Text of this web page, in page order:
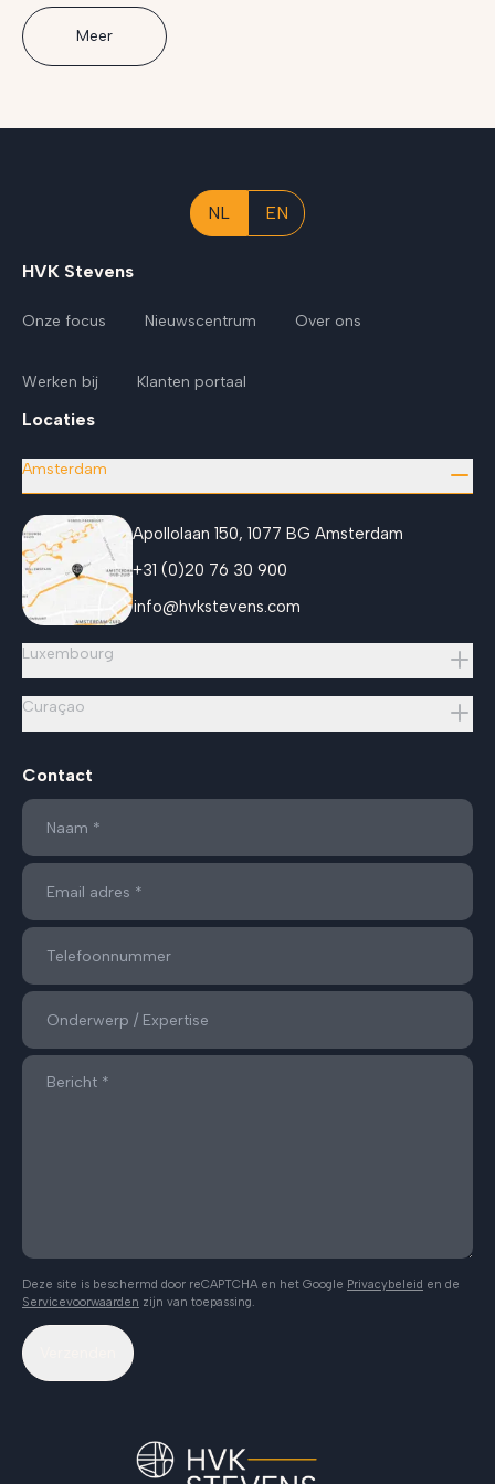
Meer
NL EN
HVK Stevens
Onze focus Nieuwscentrum Over ons
Werken bij Klanten portaal
Locaties
Amsterdam
Apollolaan 150, 1077 BG Amsterdam
+31 (0)20 76 30 900
info@hvkstevens.com
Luxembourg
Curaçao
Contact
Deze site is beschermd door reCAPTCHA en het Google Privacybeleid en de
Servicevoorwaarden zijn van toepassing.